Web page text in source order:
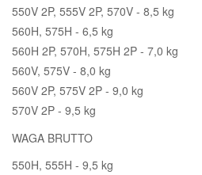
550V 2P, 555V 2P, 570V - 8,5 kg
560H, 575H - 6,5 kg
560H 2P, 570H, 575H 2P - 7,0 kg
560V, 575V - 8,0 kg
560V 2P, 575V 2P - 9,0 kg
570V 2P - 9,5 kg
WAGA BRUTTO
550H, 555H - 9,5 kg